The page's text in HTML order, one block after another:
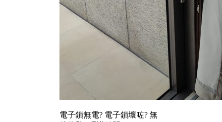
電子鎖無電? 電子鎖壞咗? 無